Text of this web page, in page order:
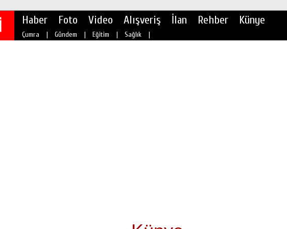
Haber Foto Video Alışveriş İlan Rehber Künye
Çumra | Gündem | Eğitim | Sağlık |